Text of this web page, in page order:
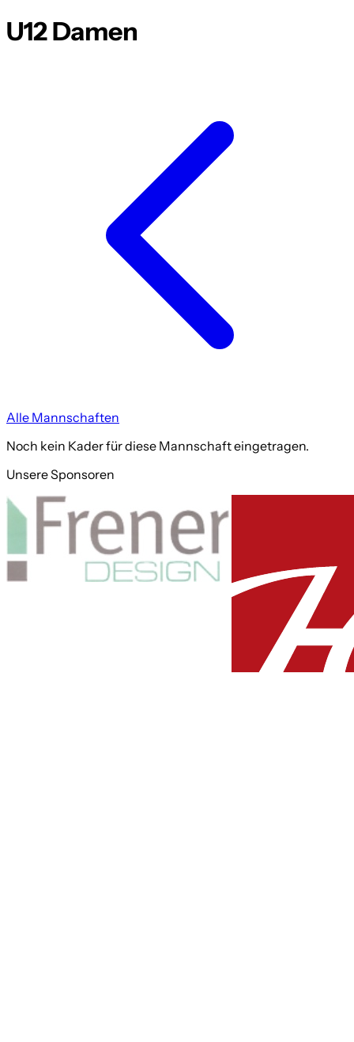
U12 Damen
Alle Mannschaften
Noch kein Kader für diese Mannschaft eingetragen.
Unsere Sponsoren